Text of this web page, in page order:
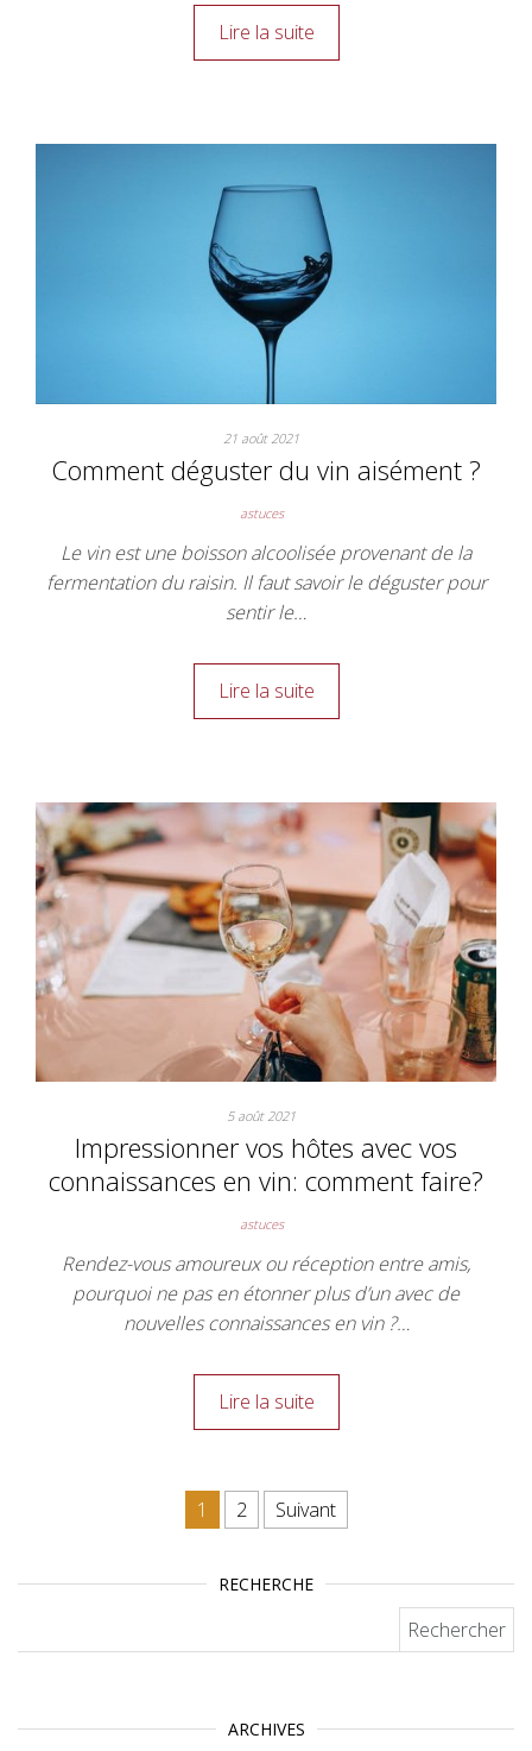
Lire la suite
21 août 2021
Comment déguster du vin aisément ?
astuces
Le vin est une boisson alcoolisée provenant de la
fermentation du raisin. Il faut savoir le déguster pour
sentir le…
Lire la suite
5 août 2021
Impressionner vos hôtes avec vos
connaissances en vin: comment faire?
astuces
Rendez-vous amoureux ou réception entre amis,
pourquoi ne pas en étonner plus d’un avec de
nouvelles connaissances en vin ?…
Lire la suite
Pagination des publications
1 2 Suivant
RECHERCHE
ARCHIVES